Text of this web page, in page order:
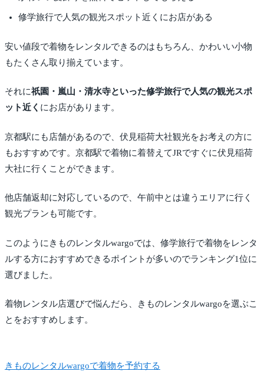
修学旅行で人気の観光スポット近くにお店がある
安い値段で着物をレンタルできるのはもちろん、かわいい小物
もたくさん取り揃えています。
それに祇園・嵐山・清水寺といった修学旅行で人気の観光スポ
ット近く にお店があります。
京都駅にも店舗があるので、伏見稲荷大社観光をお考えの方に
もおすすめです。京都駅で着物に着替えてJRですぐに伏見稲荷
大社に行くことができます。
他店舗返却に対応しているので、午前中とは違うエリアに行く
観光プランも可能です。
このようにきものレンタルwargoでは、修学旅行で着物をレンタ
ルする方におすすめできるポイントが多いのでランキング1位に
選びました。
着物レンタル店選びで悩んだら、きものレンタルwargoを選ぶこ
とをおすすめします。
きものレンタルwargoで着物を予約する